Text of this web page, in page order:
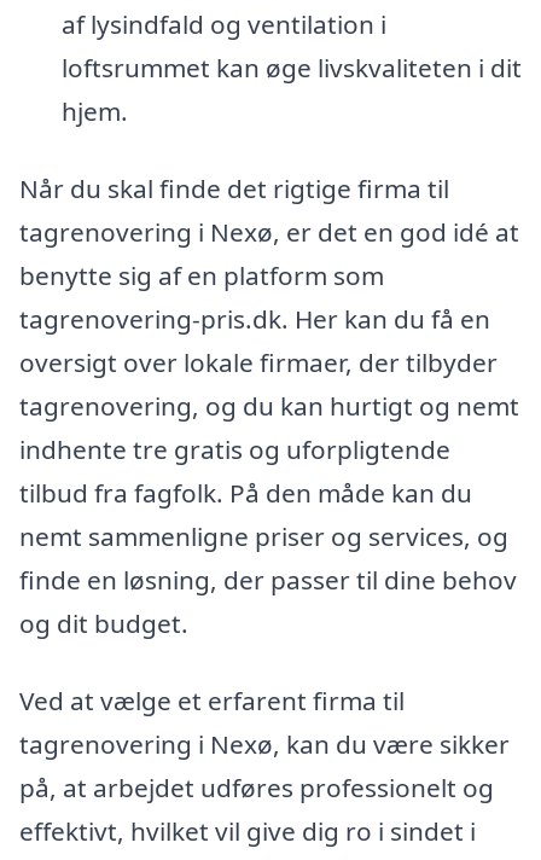
af lysindfald og ventilation i
loftsrummet kan øge livskvaliteten i dit
hjem.
Når du skal finde det rigtige firma til
tagrenovering i Nexø, er det en god idé at
benytte sig af en platform som
tagrenovering-pris.dk. Her kan du få en
oversigt over lokale firmaer, der tilbyder
tagrenovering, og du kan hurtigt og nemt
indhente tre gratis og uforpligtende
tilbud fra fagfolk. På den måde kan du
nemt sammenligne priser og services, og
finde en løsning, der passer til dine behov
og dit budget.
Ved at vælge et erfarent firma til
tagrenovering i Nexø, kan du være sikker
på, at arbejdet udføres professionelt og
effektivt, hvilket vil give dig ro i sindet i